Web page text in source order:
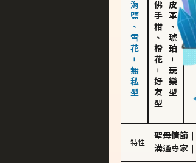
海鹽、雪花－無私型 佛手柑、橙花
－
好友型
皮革、琥珀
－
玩樂型
特性
聖母情節
溝通專家